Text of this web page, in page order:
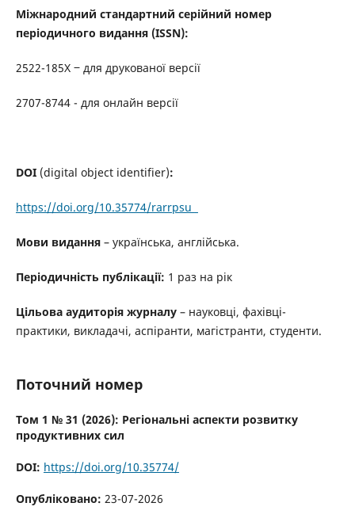
Міжнародний стандартний серійний номер
періодичного видання (ISSN):
2522-185Х ‒ для друкованої версії
2707-8744 - для онлайн версії
DOI (digital object identifier):
https://doi.org/10.35774/rarrpsu
Мови видання– українська, англійська.
Періодичність публікації: 1 раз на рік
Цільова аудиторія журналу– науковці, фахівці-
практики, викладачі, аспіранти, магістранти, студенти.
Поточний номер
Том 1 № 31 (2026): Регіональні аспекти розвитку
продуктивних сил
DOI: https://doi.org/10.35774/
Опубліковано: 23-07-2026